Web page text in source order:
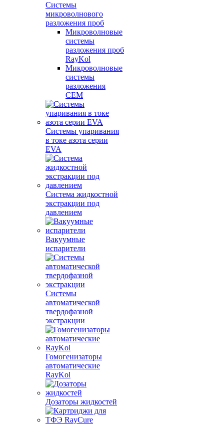
Системы
микроволнового
разложения проб
Микроволновые
системы
разложения проб
RayKol
Микроволновые
системы
разложения
CEM
Системы упаривания
в токе азота серии
EVA
Система жидкостной
экстракции под
давлением
Вакуумные
испарители
Системы
автоматической
твердофазной
экстракции
Гомогенизаторы
автоматические
RayKol
Дозаторы жидкостей